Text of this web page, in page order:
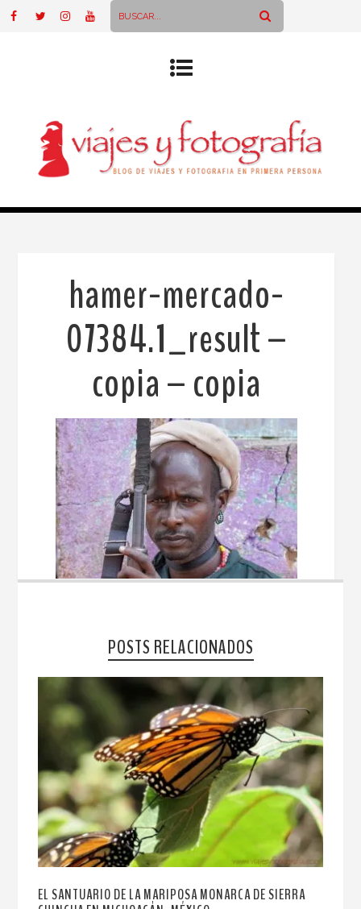
hamer-mercado-
07384.1_result –
copia – copia
POSTS RELACIONADOS
EL SANTUARIO DE LA MARIPOSA MONARCA DE SIERRA